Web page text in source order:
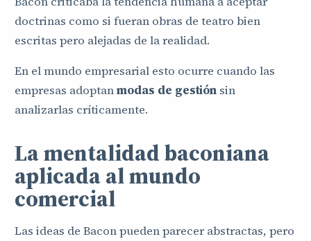
doctrinas como si fueran obras de teatro bien
escritas pero alejadas de la realidad.
En el mundo empresarial esto ocurre cuando las
empresas adoptanmodas de gestión sin
analizarlas críticamente.
La mentalidad baconiana
aplicada al mundo
comercial
Las ideas de Bacon pueden parecer abstractas, pero